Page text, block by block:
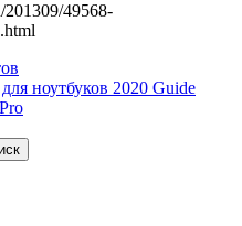
49568-
ноутбуков 2020 Guide